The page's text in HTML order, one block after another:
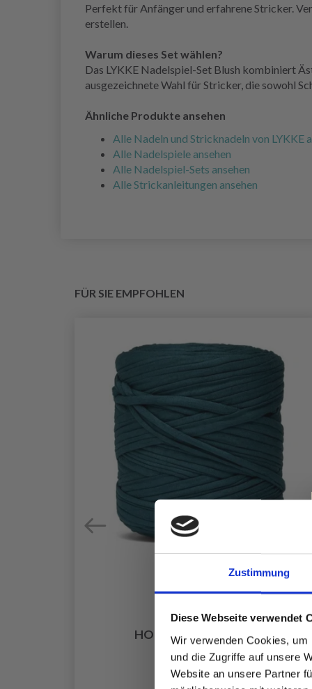
Zustimmung
Diese Webseite verwendet
Wir verwenden Cookies,
und die Zugriffe auf unsere
Website an unsere Partner
Perfekt für Anfänger und erfahrene Stricker.
erstellen.
Warum dieses Set wählen?
Das LYKKE Nadelspiel-Set Blush kombiniert
ausgezeichnete Wahl für Stricker, die sowohl
Ähnliche Produkte ansehen
Alle Nadeln und Stricknadeln von LYKKE
Alle Nadelspiele ansehen
Alle Nadelspiel-Sets ansehen
Alle Strickanleitungen ansehen
FÜR SIE EMPFOHLEN
HOBBYARTS FABRICO
EUR 7.90